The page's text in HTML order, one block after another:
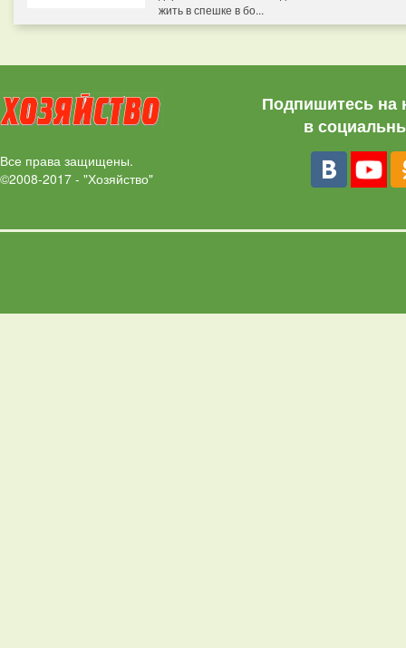
жить в спешке в бо...
Все права защищены.
©2008-2017 - "Хозяйство"
Подпишитесь на
в